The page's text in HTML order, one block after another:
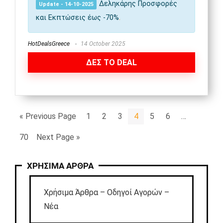
Update - 14-10-2025
Δεληκάρης Προσφορές
και Εκπτώσεις έως -70%.
HotDealsGreece 14 October 2025
ΔΕΣ ΤΟ DEAL
« Previous Page 1 2 3 4 5 6 …
70 Next Page »
ΧΡΗΣΙΜΑ ΑΡΘΡΑ
Χρήσιμα Άρθρα – Οδηγοί Αγορών –
Νέα